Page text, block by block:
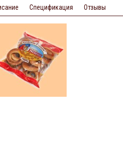
Спецификация Отзывы